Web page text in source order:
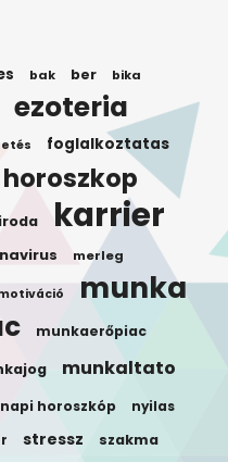
bak ber bika
ezoteria
foglalkoztatas
horoszkop
iroda karrier
merleg
munka
munkaerőpiac
munkaltato
napi horoszkóp nyilas
stressz szakma